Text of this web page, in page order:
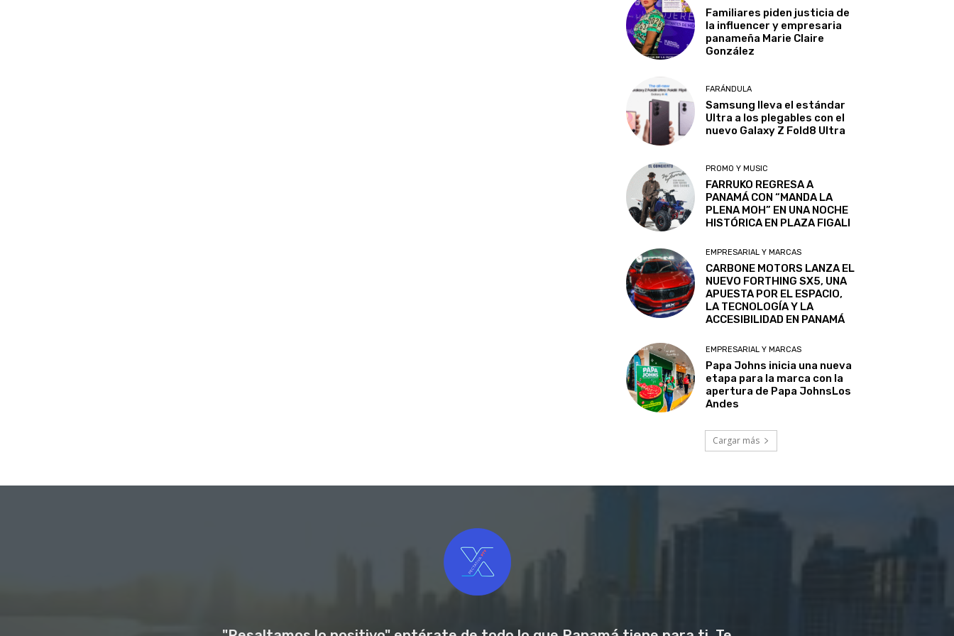
Familiares piden justicia de
la influencer y empresaria
panameña Marie Claire
González
FARÁNDULA
Samsung lleva el estándar
Ultra a los plegables con el
nuevo Galaxy Z Fold8 Ultra
PROMO Y MUSIC
FARRUKO REGRESA A
PANAMÁ CON “MANDA LA
PLENA MOH” EN UNA NOCHE
HISTÓRICA EN PLAZA FIGALI
EMPRESARIAL Y MARCAS
CARBONE MOTORS LANZA EL
NUEVO FORTHING SX5, UNA
APUESTA POR EL ESPACIO,
LA TECNOLOGÍA Y LA
ACCESIBILIDAD EN PANAMÁ
EMPRESARIAL Y MARCAS
Papa Johns inicia una nueva
etapa para la marca con la
apertura de Papa JohnsLos
Andes
Cargar más